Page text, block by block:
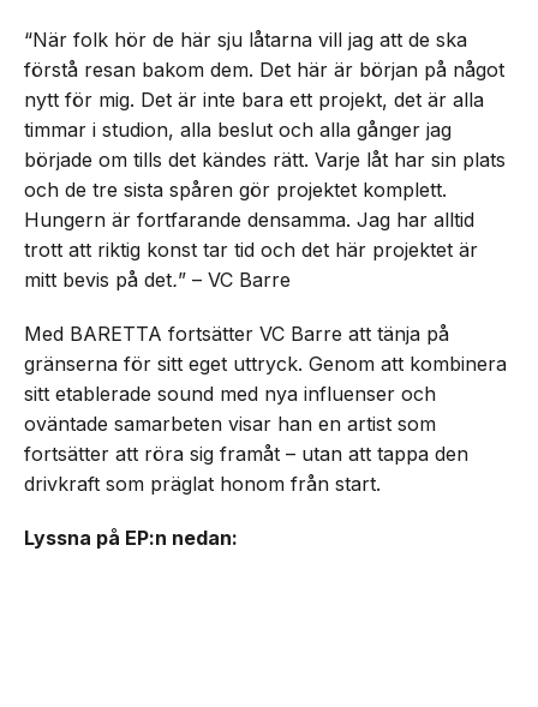
“När folk hör de här sju låtarna vill jag att de ska
förstå resan bakom dem. Det här är början på något
nytt för mig. Det är inte bara ett projekt, det är alla
timmar i studion, alla beslut och alla gånger jag
började om tills det kändes rätt. Varje låt har sin plats
och de tre sista spåren gör projektet komplett.
Hungern är fortfarande densamma. Jag har alltid
trott att riktig konst tar tid och det här projektet är
mitt bevis på det.” – VC Barre
Med BARETTA fortsätter VC Barre att tänja på
gränserna för sitt eget uttryck. Genom att kombinera
sitt etablerade sound med nya influenser och
oväntade samarbeten visar han en artist som
fortsätter att röra sig framåt – utan att tappa den
drivkraft som präglat honom från start.
Lyssna på EP:n nedan: